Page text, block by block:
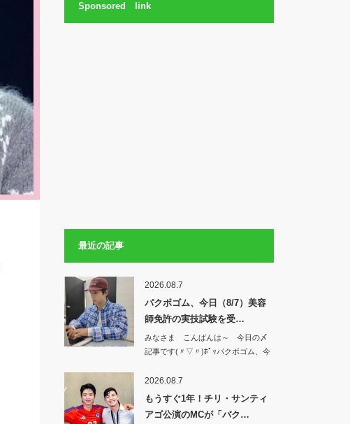
Sponsored link
最近の記事
2026.08.7
パクボゴム、今日（8/7）美容
師免許の実技試験を受…
みなさま こんばんは～ 今日の〆
記事です(〃▽〃)ﾎﾟｯパクボゴム、今
2026.08.7
もうすぐ1年！チリ・サンティ
アゴ公演のMCが「パク…